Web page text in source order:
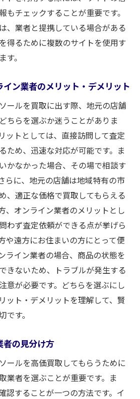
もチェックすることが重要です。
、業者と提携している場合がある
得るために複数のサイトを使用す
。
ン業者のメリット・デメリット
ールを買取に出す際、地元の店舗
ちらを選ぶか迷うことがありま
ットとしては、直接訪問して査定
ため、迅速な対応が可能です。ま
かなかった場合、その場で相談す
らに、地元の店舗は地域特有の市
、適正な価格で買取してもらえる
、オンライン業者のメリットとし
わず査定依頼ができる点が挙げら
や遠方にお住まいの方にとって便
ライン業者の場合、商品の状態を
きないため、トラブルが発生する
意が必要です。どちらを選ぶにし
ット・デメリットを理解して、賢
です。
者の見分け方
ールを高価買取してもらうために
業者を選ぶことが重要です。ま
認することが一つの方法です。イ